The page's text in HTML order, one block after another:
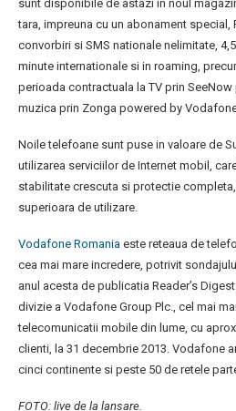
sunt disponibile de astazi in noul
tara, impreuna cu un abonament special,
convorbiri si SMS nationale nelimitate,
minute internationale si in roaming,
perioada contractuala la TV prin
muzica prin Zonga powered by
Noile telefoane sunt puse in valoare de
utilizarea serviciilor de Internet mobil,
stabilitate crescuta si protectie
superioara de utilizare.
Vodafone Romania este reteaua de
cea mai mare incredere, potrivit
anul acesta de publicatia Reader’s
divizie a Vodafone Group Plc., cel mai
telecomunicatii mobile din lume, cu
clienti, la 31 decembrie 2013. Vodafone
cinci continente si peste 50 de retele
FOTO: live de la lansare.